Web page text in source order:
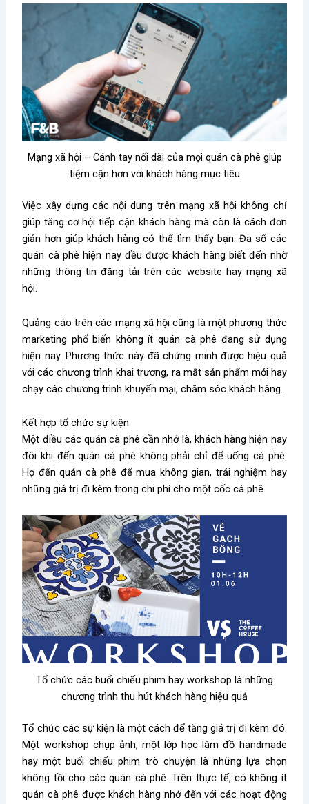
Mạng xã hội – Cánh tay nối dài của mọi quán cà phê giúp
tiệm cận hơn với khách hàng mục tiêu
Việc xây dựng các nội dung trên mạng xã hội không chỉ
giúp tăng cơ hội tiếp cận khách hàng mà còn là cách đơn
giản hơn giúp khách hàng có thể tìm thấy bạn. Đa số các
quán cà phê hiện nay đều được khách hàng biết đến nhờ
những thông tin đăng tải trên các website hay mạng xã
hội.
Quảng cáo trên các mạng xã hội cũng là một phương thức
marketing phổ biến không ít quán cà phê đang sử dụng
hiện nay. Phương thức này đã chứng minh được hiệu quả
với các chương trình khai trương, ra mắt sản phẩm mới hay
chạy các chương trình khuyến mại, chăm sóc khách hàng.
Kết hợp tổ chức sự kiện
Một điều các quán cà phê cần nhớ là, khách hàng hiện nay
đôi khi đến quán cà phê không phải chỉ để uống cà phê.
Họ đến quán cà phê để mua không gian, trải nghiệm hay
những giá trị đi kèm trong chi phí cho một cốc cà phê.
Tổ chức các buổi chiếu phim hay workshop là những
chương trình thu hút khách hàng hiệu quả
Tổ chức các sự kiện là một cách để tăng giá trị đi kèm đó.
Một workshop chụp ảnh, một lớp học làm đồ handmade
hay một buổi chiếu phim trò chuyện là những lựa chọn
không tồi cho các quán cà phê. Trên thực tế, có không ít
quán cà phê được khách hàng nhớ đến với các hoạt động